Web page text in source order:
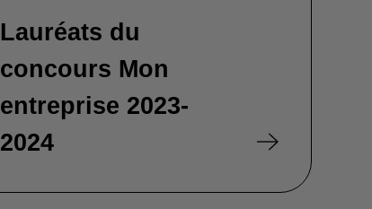
Lauréats du
concours Mon
entreprise 2023-
2024